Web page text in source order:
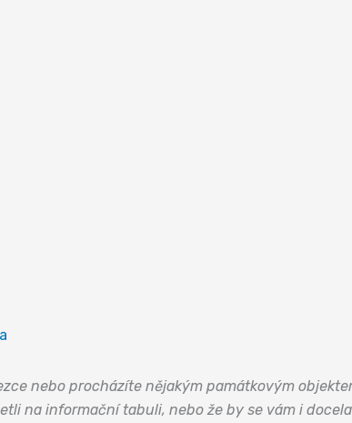
nebo procházíte nějakým památkovým
na informační tabuli, nebo že by se vám i